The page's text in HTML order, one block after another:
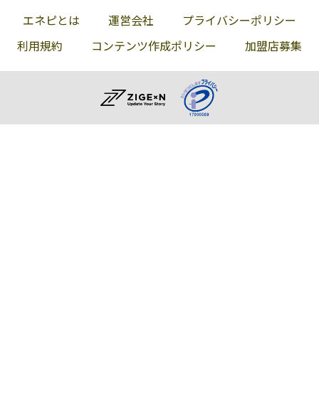
エネピとは 運営会社
プライバシーポリシー
利用規約
コンテンツ作成ポリシー 加盟店募集